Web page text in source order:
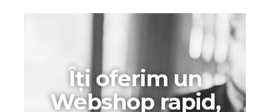
Îți oferim un
Webshop rapid,